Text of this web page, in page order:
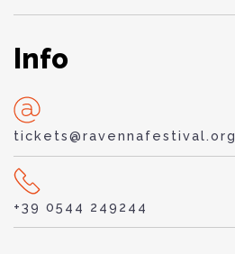
Info
tickets@ravennafestival.org
+39 0544 249244